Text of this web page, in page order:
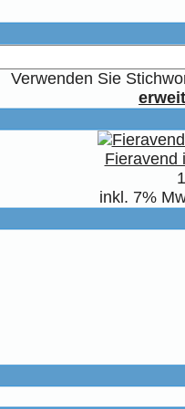
Verwenden Sie
Fieravend
inkl. 7%